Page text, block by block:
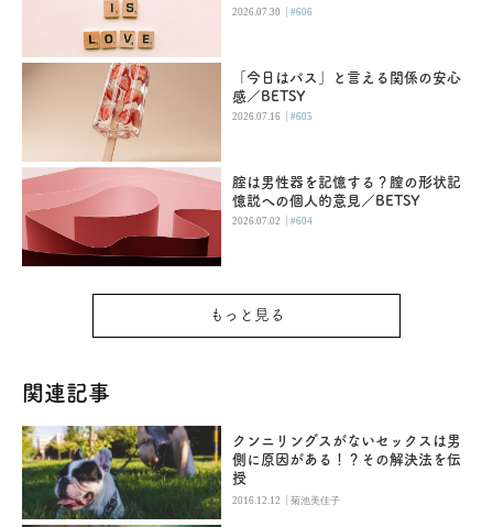
2026.07.30 |#606
「今日はパス」と言える関係の安心
感／BETSY
2026.07.16 |#605
腟は男性器を記憶する？膣の形状記
憶説への個人的意見／BETSY
2026.07.02 |#604
もっと見る
関連記事
クンニリングスがないセックスは男
側に原因がある！？その解決法を伝
授
2016.12.12 |菊池美佳子